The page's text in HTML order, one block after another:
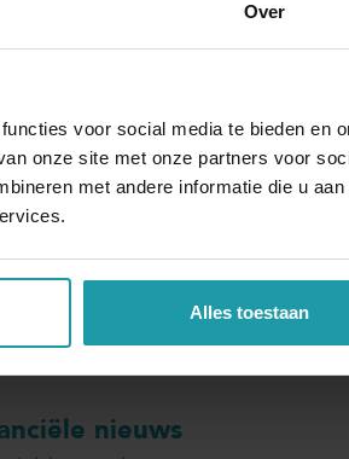
Over
voor social media te bieden en
onze site met onze partners voor
met andere informatie die u aan
Alles toestaan
het daarvoor bestemde formulier
te voeren en te bewaren dat tot
nieuws